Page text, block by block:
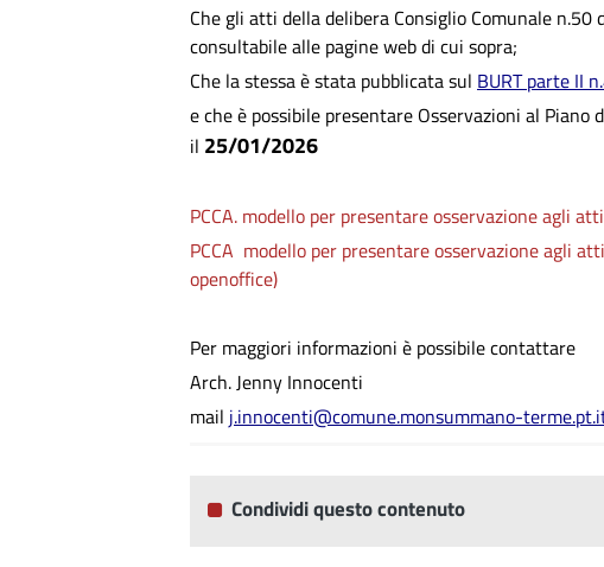
Che gli atti della delibera Consiglio Comunale
consultabile alle pagine web di cui sopra;
Che la stessa è stata pubblicata sul BURT parte II
e che è possibile presentare Osservazioni al
il 25/01/2026
PCCA. modello per presentare osservazione agli
PCCA modello per presentare osservazione agli
openoffice)
Per maggiori informazioni è possibile contattare
Arch. Jenny Innocenti
mail j.innocenti@comune.monsummano-
Condividi questo contenuto